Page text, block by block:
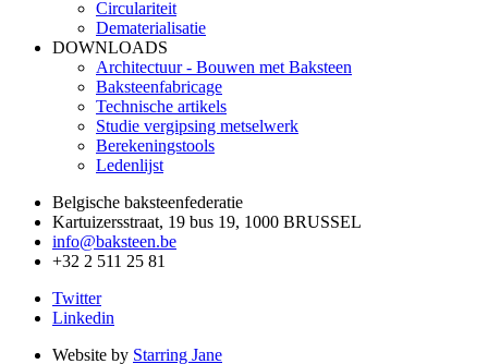
Circulariteit
Dematerialisatie
DOWNLOADS
Architectuur - Bouwen met Baksteen
Baksteenfabricage
Technische artikels
Studie vergipsing metselwerk
Berekeningstools
Ledenlijst
Belgische baksteenfederatie
Kartuizersstraat, 19 bus 19, 1000 BRUSSEL
info@baksteen.be
+32 2 511 25 81
Twitter
Linkedin
Website by Starring Jane